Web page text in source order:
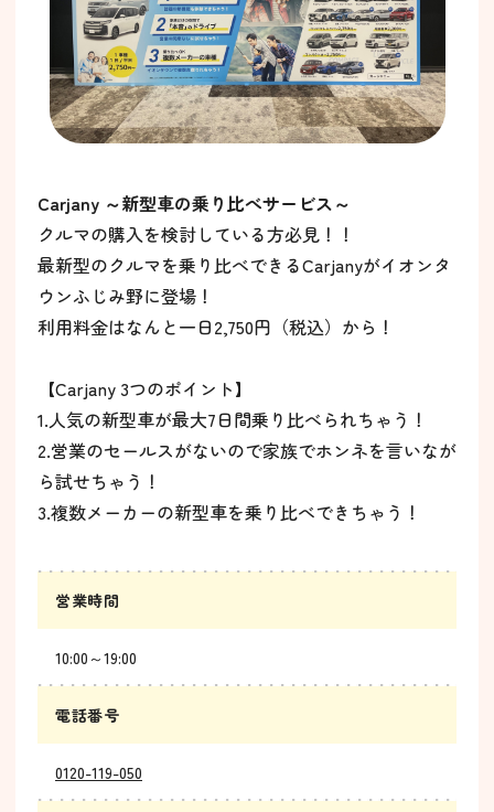
Carjany ～新型車の乗り比べサービス～
クルマの購入を検討している方必見！！
最新型のクルマを乗り比べできるCarjanyがイオンタ
ウンふじみ野に登場！
利用料金はなんと一日2,750円（税込）から！
【Carjany 3つのポイント】
1.人気の新型車が最大7日間乗り比べられちゃう！
2.営業のセールスがないので家族でホンネを言いなが
ら試せちゃう！
3.複数メーカーの新型車を乗り比べできちゃう！
営業時間
10:00～19:00
電話番号
0120-119-050